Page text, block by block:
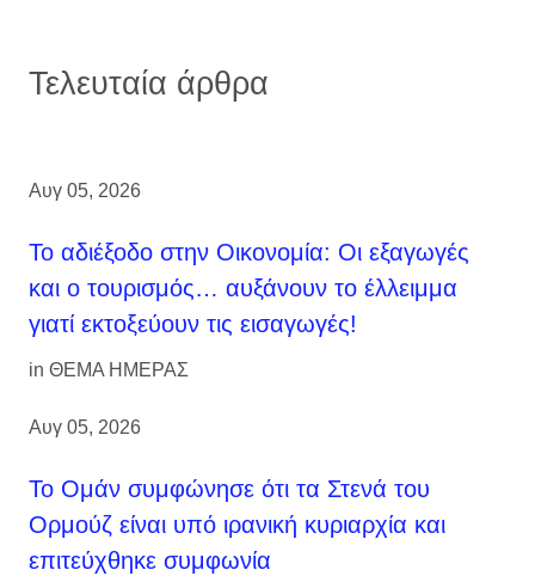
Τελευταία άρθρα
Αυγ 05, 2026
Το αδιέξοδο στην Οικονομία: Οι εξαγωγές
και ο τουρισμός… αυξάνουν το έλλειμμα
γιατί εκτοξεύουν τις εισαγωγές!
in ΘΕΜΑ ΗΜΕΡΑΣ
Αυγ 05, 2026
Το Ομάν συμφώνησε ότι τα Στενά του
Ορμούζ είναι υπό ιρανική κυριαρχία και
επιτεύχθηκε συμφωνία